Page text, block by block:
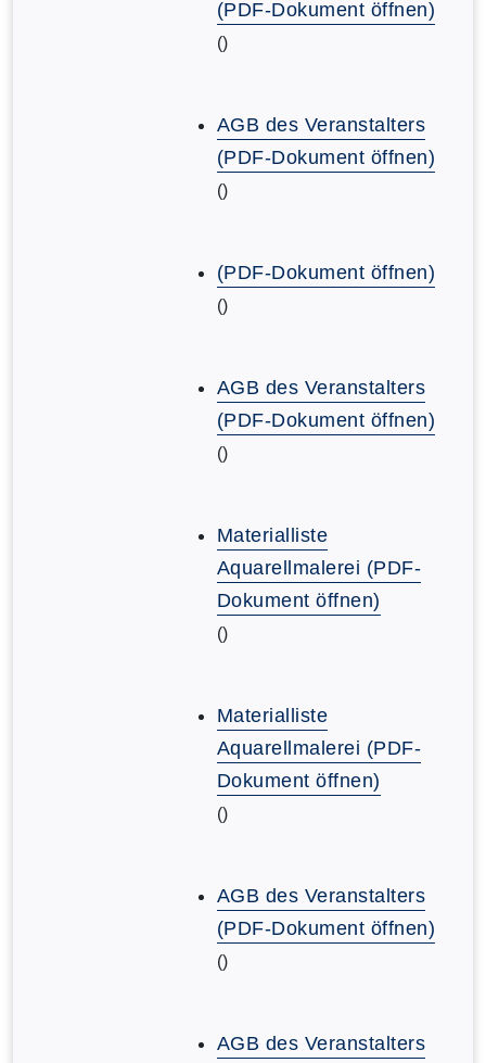
(PDF-Dokument öffnen)
()
AGB des Veranstalters
(PDF-Dokument öffnen)
()
(PDF-Dokument öffnen)
()
AGB des Veranstalters
(PDF-Dokument öffnen)
()
Materialliste
Aquarellmalerei (PDF-
Dokument öffnen)
()
Materialliste
Aquarellmalerei (PDF-
Dokument öffnen)
()
AGB des Veranstalters
(PDF-Dokument öffnen)
()
AGB des Veranstalters